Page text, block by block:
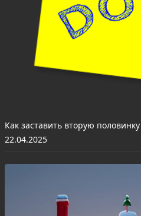
Как заставить вторую
22.04.2025